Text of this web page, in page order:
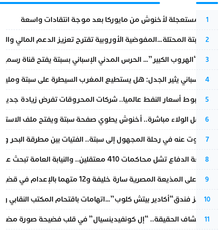
1
عودة مستعجلة لأخنوش من مايوركا بعد موجة انتقادات واسعة
2
أزمة سبتة المحتلة…المفوضية الأوروبية تقترح تعزيز الدعم المالي
3
عملية “الهروب الكبير”… الحرس المدني الإسباني بسبتة يفتح قناة
4
تقرير إسباني يثير الجدل: هل يستطيع المغرب السيطرة على سبتة
5
رغم هبوط أسعار النفط عالميا.. شركات المحروقات تفرض زيادة
6
بعد حفل الولاء مباشرة.. أخنوش يطوي صفحة سبتة ويفتح ملف
7
المسكوت عنه في رحلة المجهول إلى سبتة.. الفتيات بين مطرقة البحر
8
مقاطعة الدفاع تشل محاكمات 410 معتقلين.. والنيابة العامة تبحث عن حل قانوني
9
الحكم على المذيعة المصرية سارة خليفة و12 متهما بالإعدام في قضية هزت بلاد الفراعنة
10
أزمة تهز فندق“أكادير بيتش كلوب”…اتهامات باقتحام المكتب النقابي
11
بعد انكشاف الحقيقة.. “إل كونفيدينسيال” في قلب فضيحة صورة